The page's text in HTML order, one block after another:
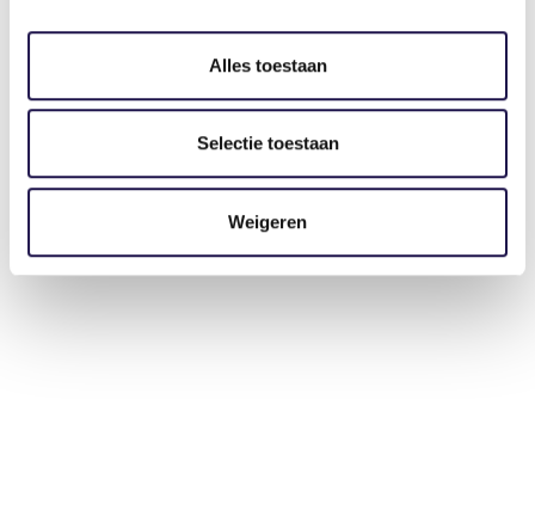
Alles toestaan
Selectie toestaan
Weigeren